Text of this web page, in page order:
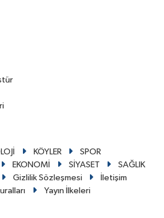
KÖYLER
SPOR
EKONOMİ SİYASET
SAĞLIK
Gizlilik Sözleşmesi
İletişim
Yayın İlkeleri